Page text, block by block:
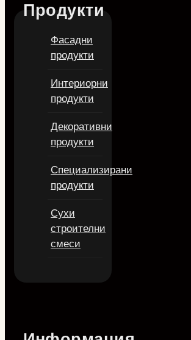
Продукти
Фасадни
продукти
Интериорни
продукти
Декоративни
продукти
Специализирани
продукти
Сухи
строителни
смеси